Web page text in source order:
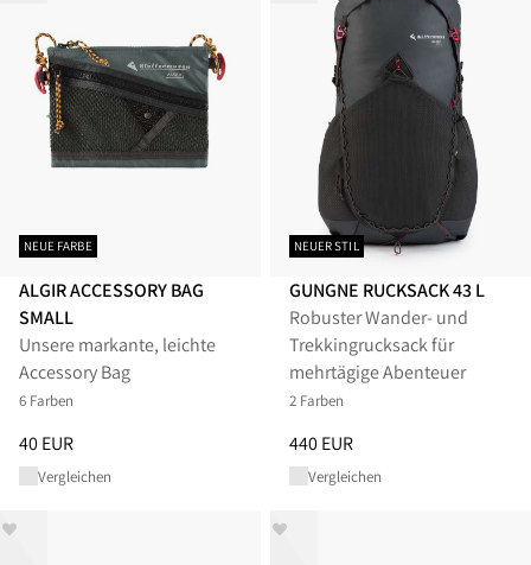
NEUE FARBE
ALGIR ACCESSORY BAG
SMALL
Unsere markante, leichte
Accessory Bag
6 Farben
Preis:40 EUR, reduziert von 40 EUR
40 EUR
Vergleichen
NEUER STIL
GUNGNE RUCKSACK 43 L
Robuster Wander- und
Trekkingrucksack für
mehrtägige Abenteuer
2 Farben
Preis: 440 EUR, reduziert von
440 EUR
Vergleichen